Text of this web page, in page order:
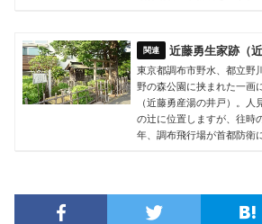
近藤勇生家跡（
東京都調布市野水、都立野
野の森公園に挟まれた一画
（近藤勇産湯の井戸）。
の辻に位置しますが、往時
年、調布飛行場が首都防衛